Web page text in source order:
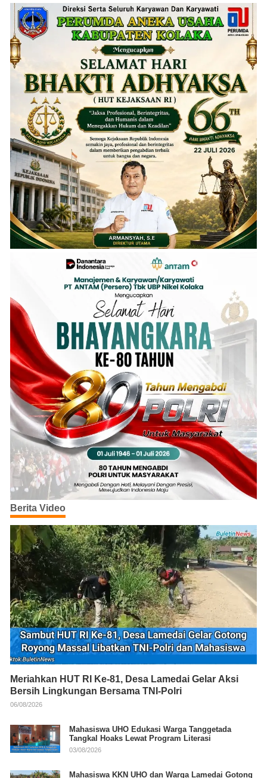
Berita Video
Meriahkan HUT RI Ke-81, Desa Lamedai Gelar Aksi
Bersih Lingkungan Bersama TNI-Polri
06/08/2026
Mahasiswa UHO Edukasi Warga Tanggetada
Tangkal Hoaks Lewat Program Literasi
03/08/2026
Mahasiswa KKN UHO dan Warga Lamedai Gotong